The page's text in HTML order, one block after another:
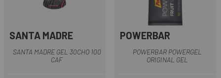
SANTA MADRE
SANTA MADRE GEL 30CHO 100
CAF
POWERBAR
POWERBAR POWERGEL
ORIGINAL GEL